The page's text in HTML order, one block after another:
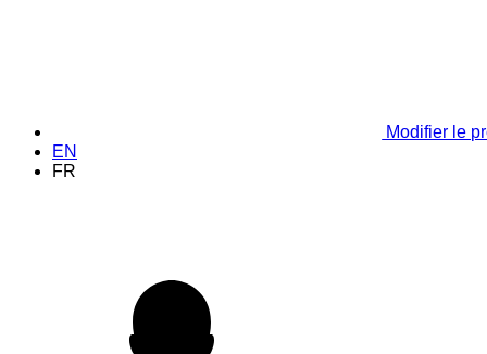
Modifier le
EN
FR